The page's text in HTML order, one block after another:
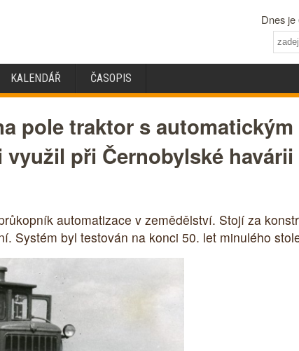
Dnes je
KALENDÁŘ ČASOPIS
pole traktor s
při Černobylské havárii
automatizace v zemědělství. Stojí za
Systém byl testován na konci 50. let minulého